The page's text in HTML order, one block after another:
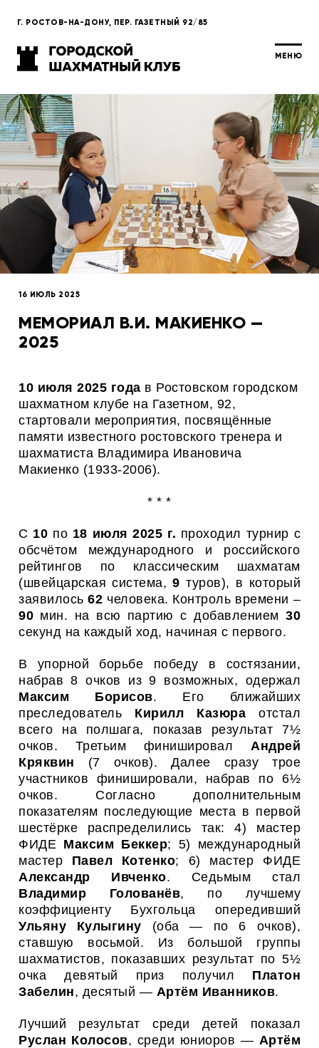
Г. РОСТОВ-НА-ДОНУ, ПЕР. ГАЗЕТНЫЙ 92/85
МЕНЮ
16 ИЮЛЬ 2025
МЕМОРИАЛ В.И. МАКИЕНКО —
2025
10 июля 2025 года в Ростовском городском
шахматном клубе на Газетном, 92,
стартовали мероприятия, посвящённые
памяти известного ростовского тренера и
шахматиста Владимира Ивановича
Макиенко (1933-2006).
* * *
С 10 по 18 июля 2025 г. проходил турнир с
обсчётом международного и российского
рейтингов по классическим шахматам
(швейцарская система,9 туров), в который
заявилось62 человека. Контроль времени –
90 мин. на всю партию с добавлением 30
секунд на каждый ход, начиная с первого.
В упорной борьбе победу в состязании,
набрав 8 очков из 9 возможных, одержал
Максим Борисов. Его ближайших
преследователь Кирилл Казюра отстал
всего на полшага, показав результат 7½
очков. Третьим финишировал Андрей
Кряквин (7 очков). Далее сразу трое
участников финишировали, набрав по 6½
очков. Согласно дополнительным
показателям последующие места в первой
шестёрке распределились так: 4) мастер
ФИДЕ Максим Беккер; 5) международный
мастер Павел Котенко; 6) мастер ФИДЕ
Александр Ивченко. Седьмым стал
Владимир Голованёв, по лучшему
коэффициенту Бухгольца опередивший
Ульяну Кулыгину (оба — по 6 очков),
ставшую восьмой. Из большой группы
шахматистов, показавших результат по 5½
очка девятый приз получил Платон
Забелин, десятый — Артём Иванников.
Лучший результат среди детей показал
Руслан Колосов, среди юниоров — Артём